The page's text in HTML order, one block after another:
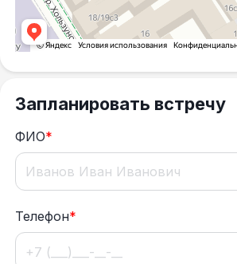
Запланировать встречу
ФИО*
Телефон*